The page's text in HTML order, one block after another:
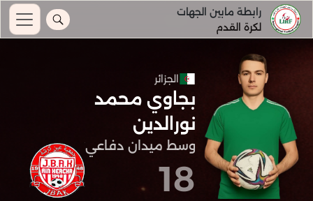
رابطة مابين الجهات
لكرة القدم
الجزائر
بجاوي محمد
نورالدين
وسط ميدان دفاعي
18